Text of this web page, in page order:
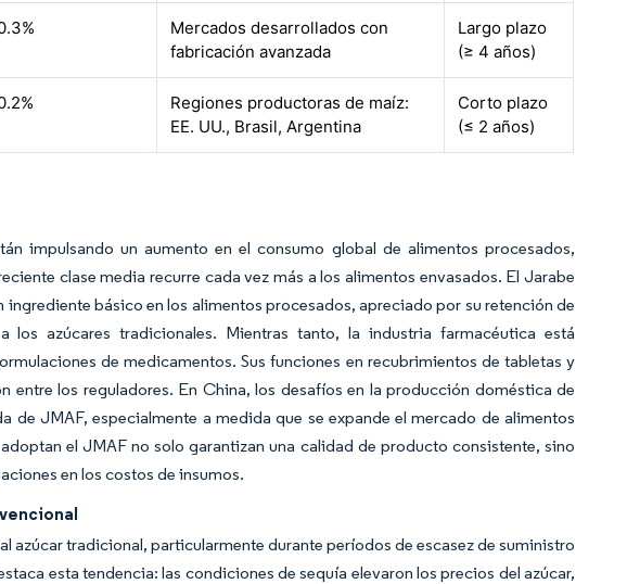
Mercados desarrollados con
fabricación avanzada
Largo plazo
(≥ 4 años)
Regiones productoras de maíz:
EE. UU., Brasil, Argentina
Corto plazo
(≤ 2 años)
impulsando un aumento en el consumo global de alimentos procesados,
clase media recurre cada vez más a los alimentos envasados. El Jarabe
básico en los alimentos procesados, apreciado por su retención de
azúcares tradicionales. Mientras tanto, la industria farmacéutica está
de medicamentos. Sus funciones en recubrimientos de tabletas y
entre los reguladores. En China, los desafíos en la producción doméstica de
de JMAF, especialmente a medida que se expande el mercado de alimentos
el JMAF no solo garantizan una calidad de producto consistente, sino
en los costos de insumos.
azúcar tradicional, particularmente durante períodos de escasez de suministro
esta tendencia: las condiciones de sequía elevaron los precios del azúcar,